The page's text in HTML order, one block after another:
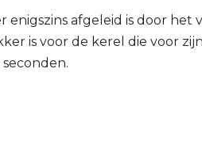
enigszins afgeleid is door het
is voor de kerel die voor